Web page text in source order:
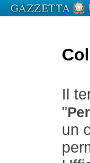
Il
"
un